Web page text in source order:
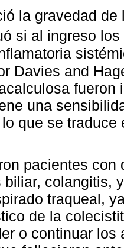
la gravedad
si al ingreso
Davies and
fueron
una
que se traduce
pacientes
biliar, colangitis,
traqueal,
de la
o continuar los